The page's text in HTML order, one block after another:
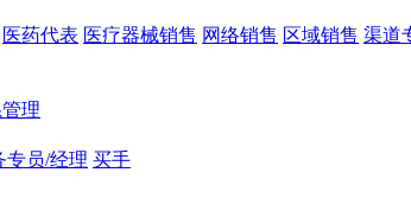
医药代表 医疗器械销售 网络销售 区域销售 渠道
理
专员/经理 买手